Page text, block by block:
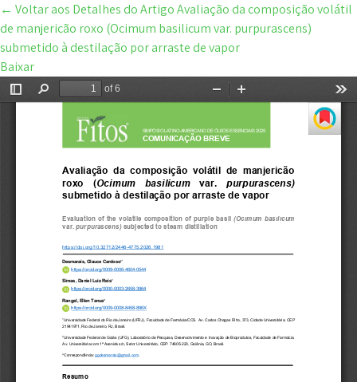
← Voltar aos Detalhes do ArtigoAvaliação da composição volátil
de manjericão roxo (Ocimum basilicum var. purpurascens)
submetido à destilação por arraste de vapor
Baixar